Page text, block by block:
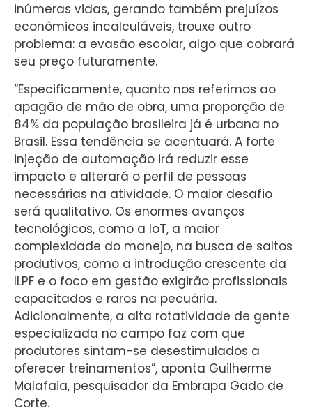
inúmeras vidas, gerando também prejuízos
econômicos incalculáveis, trouxe outro
problema: a evasão escolar, algo que cobrará
seu preço futuramente.
“Especificamente, quanto nos referimos ao
apagão de mão de obra, uma proporção de
84% da população brasileira já é urbana no
Brasil. Essa tendência se acentuará. A forte
injeção de automação irá reduzir esse
impacto e alterará o perfil de pessoas
necessárias na atividade. O maior desafio
será qualitativo. Os enormes avanços
tecnológicos, como a IoT, a maior
complexidade do manejo, na busca de saltos
produtivos, como a introdução crescente da
ILPF e o foco em gestão exigirão profissionais
capacitados e raros na pecuária.
Adicionalmente, a alta rotatividade de gente
especializada no campo faz com que
produtores sintam-se desestimulados a
oferecer treinamentos”, aponta Guilherme
Malafaia, pesquisador da Embrapa Gado de
Corte.